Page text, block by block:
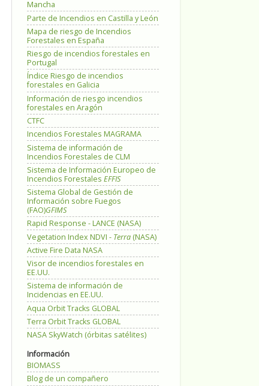
Mancha
Parte de Incendios en Castilla y León
Mapa de riesgo de Incendios
Forestales en España
Riesgo de incendios forestales en
Portugal
Índice Riesgo de incendios
forestales en Galicia
Información de riesgo incendios
forestales en Aragón
CTFC
Incendios Forestales MAGRAMA
Sistema de información de
Incendios Forestales de CLM
Sistema de Información Europeo de
Incendios Forestales EFFIS
Sistema Global de Gestión de
Información sobre Fuegos
(FAO)GFIMS
Rapid Response - LANCE (NASA)
Vegetation Index NDVI - Terra (NASA)
Active Fire Data NASA
Visor de incendios forestales en
EE.UU.
Sistema de información de
Incidencias en EE.UU.
Aqua Orbit Tracks GLOBAL
Terra Orbit Tracks GLOBAL
NASA SkyWatch (órbitas satélites)
Información
BIOMASS
Blog de un compañero